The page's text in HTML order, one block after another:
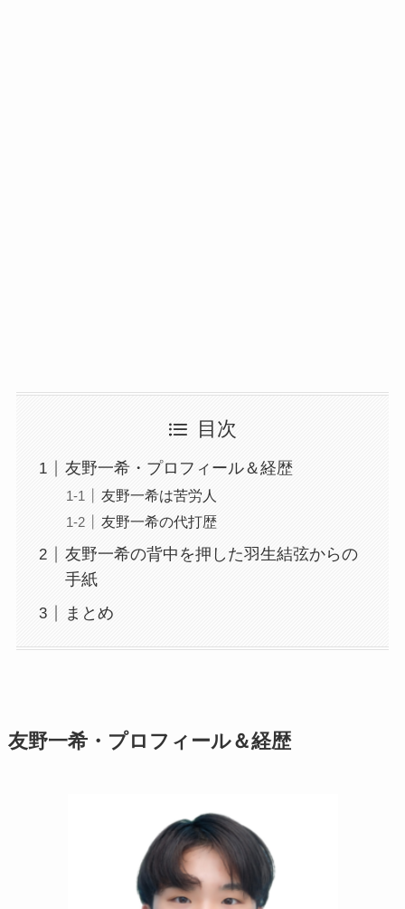
目次
友野一希・プロフィール＆経歴
友野一希は苦労人
友野一希の代打歴
友野一希の背中を押した羽生結弦からの
手紙
まとめ
友野一希・プロフィール＆経歴